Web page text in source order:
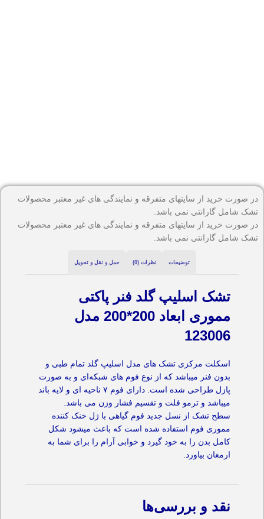
در صورت خرید از سایتهای متفرقه و نمایندگی های غیر معتبر محصولات
تشک شامل گارانتی نمی باشد.
در صورت خرید از سایتهای متفرقه و نمایندگی های غیر معتبر محصولات
تشک شامل گارانتی نمی باشد.
توضیحات نظرات (0) حمل و نقل و تحویل
تشک اسلیپ گلد فنر پاکتی
مموری ابعاد 200*200 مدل
123006
اسکلت مرکزی تشک های مدل اسلیپ گلد تمام طبی و
بدون فنر میباشد که از نوع فوم های شبکه‌ای و به صورت
پازل طراحی شده است. دارای فوم ٧ ناحیه ای و لایه باند
میباشد و ترمو فلت و تقسیم فشار وزن می باشد.
سطح تشک از نسل جدید فوم گیاهی با ژل خنک کننده
مموری فوم استفاده شده است که باعث میشود شکل
کامل بدن را به خود گیرد و خوابی آرام را برای شما به
ارمغان بیاورد.
نقد و بررسی‌ها